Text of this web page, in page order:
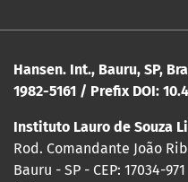
Hansen. Int., Bauru, SP,
1982-5161 / Prefix DOI:
Instituto Lauro de Souza
Rod. Comandante João
Bauru - SP - CEP: 17034-971